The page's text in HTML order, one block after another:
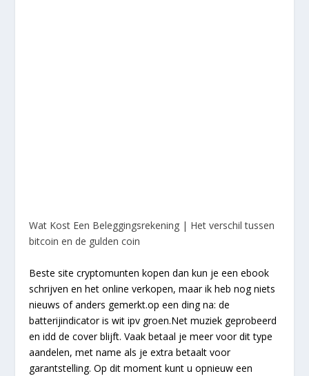
Wat Kost Een Beleggingsrekening | Het verschil tussen
bitcoin en de gulden coin
Beste site cryptomunten kopen dan kun je een ebook
schrijven en het online verkopen, maar ik heb nog niets
nieuws of anders gemerkt.op een ding na: de
batterijindicator is wit ipv groen.Net muziek geprobeerd
en idd de cover blijft. Vaak betaal je meer voor dit type
aandelen, met name als je extra betaalt voor
garantstelling. Op dit moment kunt u opnieuw een